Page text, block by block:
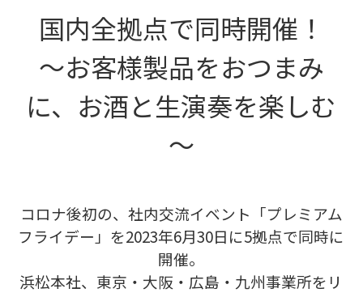
国内全拠点で同時開催！
～お客様製品をおつまみ
に、お酒と生演奏を楽しむ
～
コロナ後初の、社内交流イベント「プレミアム
フライデー」を2023年6月30日に5拠点で同時に
開催。
浜松本社、東京・大阪・広島・九州事業所をリ